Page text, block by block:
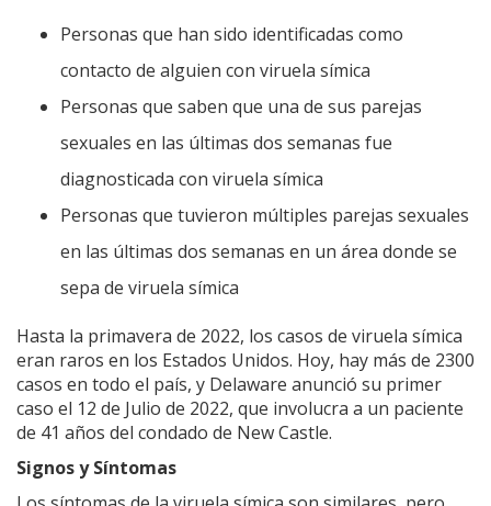
Personas que han sido identificadas como
contacto de alguien con viruela símica
Personas que saben que una de sus parejas
sexuales en las últimas dos semanas fue
diagnosticada con viruela símica
Personas que tuvieron múltiples parejas sexuales
en las últimas dos semanas en un área donde se
sepa de viruela símica
Hasta la primavera de 2022, los casos de viruela símica
eran raros en los Estados Unidos. Hoy, hay más de 2300
casos en todo el país, y Delaware anunció su primer
caso el 12 de Julio de 2022, que involucra a un paciente
de 41 años del condado de New Castle.
Signos y Síntomas